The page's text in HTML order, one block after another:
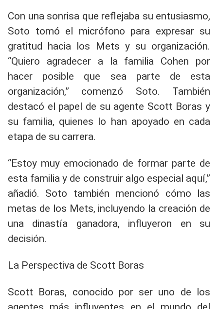
Con una sonrisa que reflejaba su entusiasmo,
Soto tomó el micrófono para expresar su
gratitud hacia los Mets y su organización.
“Quiero agradecer a la familia Cohen por
hacer posible que sea parte de esta
organización,” comenzó Soto. También
destacó el papel de su agente Scott Boras y
su familia, quienes lo han apoyado en cada
etapa de su carrera.
“Estoy muy emocionado de formar parte de
esta familia y de construir algo especial aquí,”
añadió. Soto también mencionó cómo las
metas de los Mets, incluyendo la creación de
una dinastía ganadora, influyeron en su
decisión.
La Perspectiva de Scott Boras
Scott Boras, conocido por ser uno de los